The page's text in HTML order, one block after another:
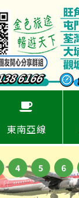
東南亞線
4 5 6